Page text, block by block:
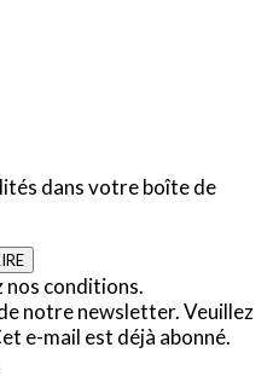
dans votre boîte de
nos conditions.
notre newsletter.Veuillez
e-mail est déjà abonné.